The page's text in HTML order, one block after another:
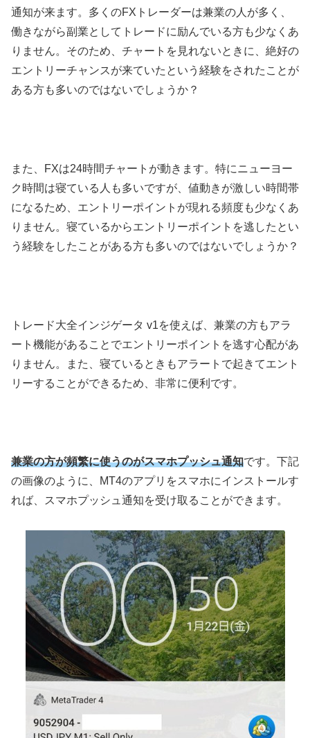
通知が来ます。多くのFXトレーダーは兼業の人が多く、
働きながら副業としてトレードに励んでいる方も少なくあ
りません。そのため、チャートを見れないときに、絶好の
エントリーチャンスが来ていたという経験をされたことが
ある方も多いのではないでしょうか？
また、FXは24時間チャートが動きます。特にニューヨー
ク時間は寝ている人も多いですが、値動きが激しい時間帯
になるため、エントリーポイントが現れる頻度も少なくあ
りません。寝ているからエントリーポイントを逃したとい
う経験をしたことがある方も多いのではないでしょうか？
トレード大全インジゲータ v1を使えば、兼業の方もアラ
ート機能があることでエントリーポイントを逃す心配があ
りません。また、寝ているときもアラートで起きてエント
リーすることができるため、非常に便利です。
兼業の方が頻繁に使うのがスマホプッシュ通知です。下記
の画像のように、MT4のアプリをスマホにインストールす
れば、スマホプッシュ通知を受け取ることができます。